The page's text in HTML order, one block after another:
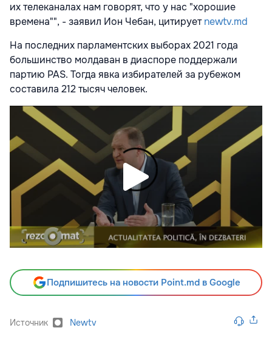
их телеканалах нам говорят, что у нас "хорошие
времена"", - заявил Ион Чебан, цитируетnewtv.md
На последних парламентских выборах 2021 года
большинство молдаван в диаспоре поддержали
партию PAS. Тогда явка избирателей за рубежом
составила 212 тысяч человек.
Подпишитесь на новости Point.md в Google
Источник Newtv